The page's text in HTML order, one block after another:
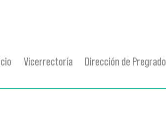
Vicerrectoría Dirección de Pregrado